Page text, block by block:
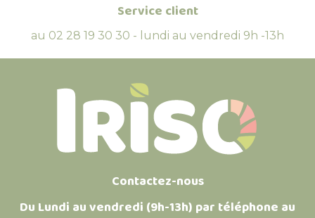
Service client
au 02 28 19 30 30 - lundi au vendredi 9h -13h
Contactez-nous
Du Lundi au vendredi (9h-13h) par téléphone au